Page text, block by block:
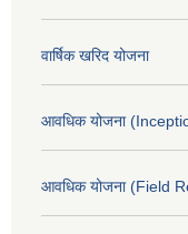
वार्षिक खरिद योजना
आवधिक योजना
आवधिक योजना (Field